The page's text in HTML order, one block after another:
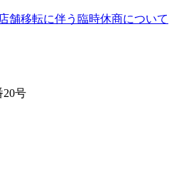
舗移転に伴う臨時休商について
20号